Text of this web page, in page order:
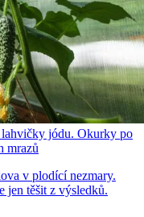
lahvičky jódu. Okurky po
mrazů
v plodící nezmary.
jen těšit z výsledků.